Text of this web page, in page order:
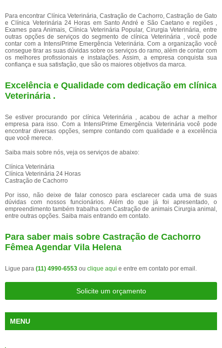
Para encontrar Clínica Veterinária, Castração de Cachorro, Castração de Gato
e Clínica Veterinária 24 Horas em Santo André e São Caetano e regiões ,
Exames para Animais, Clínica Veterinária Popular, Cirurgia Veterinária, entre
outras opções de serviços do segmento de clínica Veterinária , você pode
contar com a IntensiPrime Emergência Veterinária. Com a organização você
consegue tirar as suas dúvidas sobre os serviços do ramo, além de contar com
os melhores profissionais e instalações. Assim, a empresa conquista sua
confiança e sua satisfação, que são os maiores objetivos da marca.
Excelência e Qualidade com dedicação em clínica
Veterinária .
Se estiver procurando por clínica Veterinária , acabou de achar a melhor
empresa para isso. Com a IntensiPrime Emergência Veterinária você pode
encontrar diversas opções, sempre contando com qualidade e a excelência
que você merece.
Saiba mais sobre nós, veja os serviços de abaixo:
Clínica Veterinária
Clínica Veterinária 24 Horas
Castração de Cachorro
Por isso, não deixe de falar conosco para esclarecer cada uma de suas
dúvidas com nossos funcionários. Além do que já foi apresentado, o
empreendimento também trabalha com Castração de animais Cirurgia animal,
entre outras opções. Saiba mais entrando em contato.
Para saber mais sobre Castração de Cachorro
Fêmea Agendar Vila Helena
Ligue para (11) 4990-6553 ou clique aqui e entre em contato por email.
Solicite um orçamento
MENU